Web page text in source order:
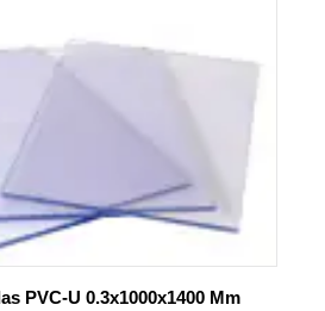
PVC-U 0.3x1000x1400 Mm